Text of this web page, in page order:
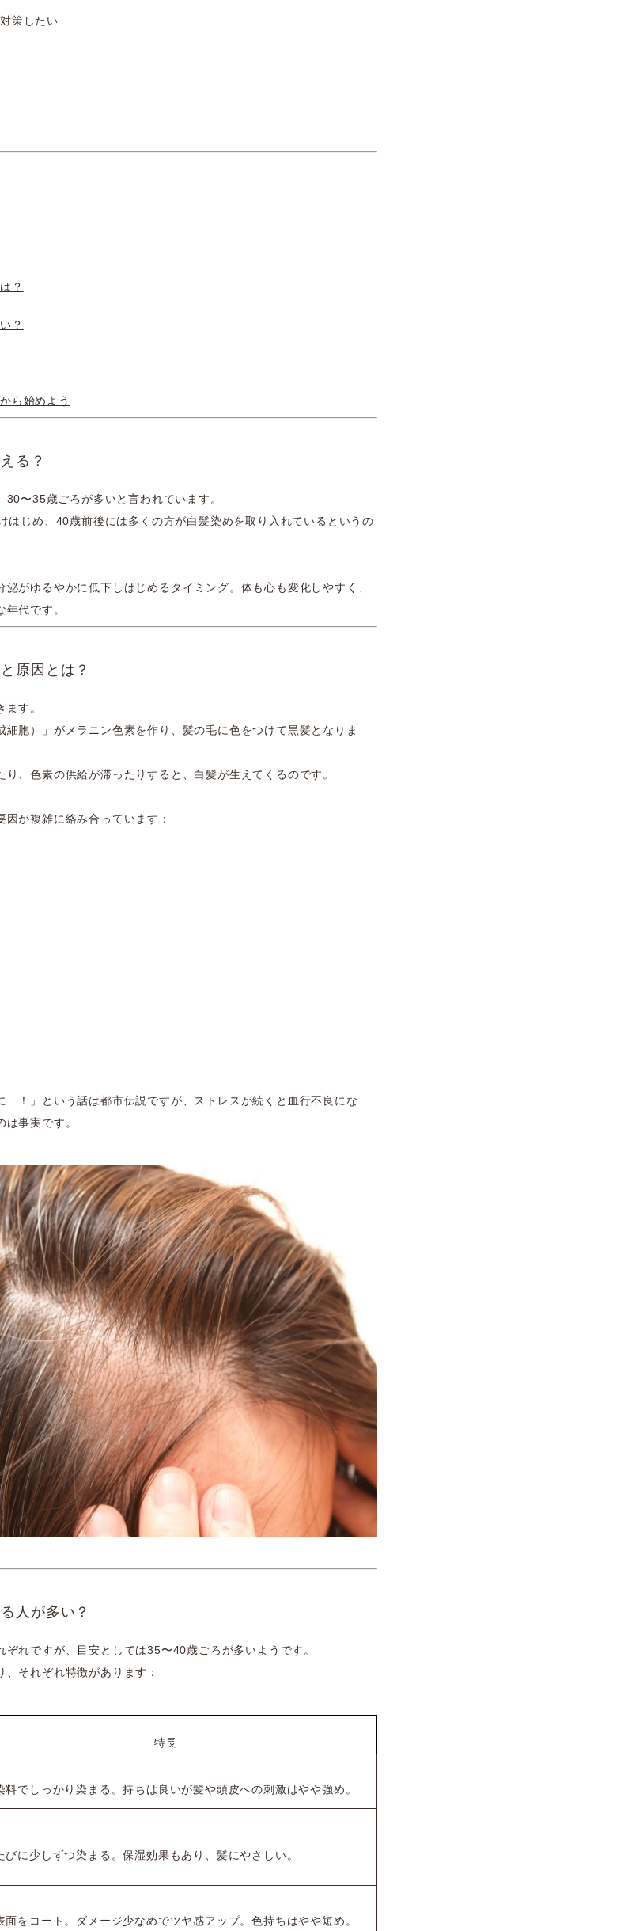
策したい
？
？
ら始めよう
る？
〜35歳ごろが多いと言われています。
はじめ、40歳前後には多くの方が白髪染めを取り入れているというの
がゆるやかに低下しはじめるタイミング。体も心も変化しやすく、
代です。
原因とは？
す。
胞）」がメラニン色素を作り、髪の毛に色をつけて黒髪となりま
、色素の供給が滞ったりすると、白髪が生えてくるのです。
が複雑に絡み合っています：
…！」という話は都市伝説ですが、ストレスが続くと血行不良にな
事実です。
人が多い？
れですが、目安としては35〜40歳ごろが多いようです。
それぞれ特徴があります：
特長
料でしっかり染まる。持ちは良いが髪や頭皮への刺激はやや強め。
びに少しずつ染まる。保湿効果もあり、髪にやさしい。
面をコート。ダメージ少なめでツヤ感アップ。色持ちはやや短め。